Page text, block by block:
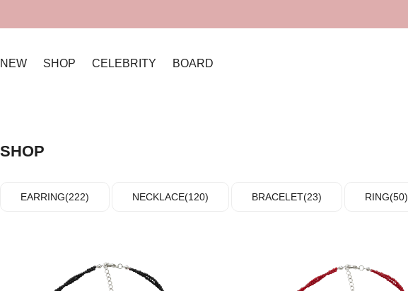
NEW SHOP CELEBRITY BOARD
SHOP
EARRING(222) NECKLACE(120) BRACELET(23) RING(50)